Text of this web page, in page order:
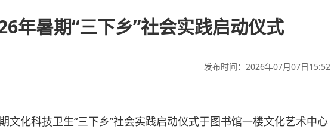
年暑期“三下乡”社会实践启动仪式
发布时间：2026年07月07日15:52
文化科技卫生“三下乡”社会实践启动仪式于图书馆一楼文化艺术中心